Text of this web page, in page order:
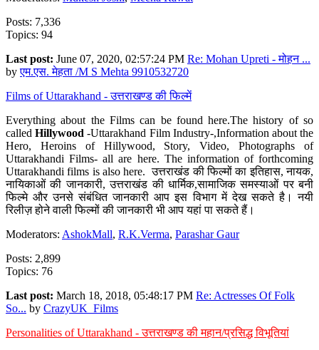
Posts: 7,336
Topics: 94
Last post: June 07, 2020, 02:57:24 PM Re: Mohan Upreti - मोहन ...
byएम.एस. मेहता /M S Mehta 9910532720
Films of Uttarakhand - उत्तराखण्ड की फिल्में
Everything about the Films can be found here.The history of so
calledHillywood-Uttarakhand Film Industry-,Information about the
Hero, Heroins of Hillywood, Story, Video, Photographs of
Uttarakhandi Films- all are here. The information of forthcoming
Uttarakhandi films is also here. उत्तराखंड की फिल्मों का इतिहास, नायक,
नायिकाओं की जानकारी, उत्तराखंड की धार्मिक,सामाजिक समस्याओं पर बनी
फिल्मे और उनसे संबंधित जानकारी आप इस विभाग में देख सकते है। नयी
रिलीज़ होने वाली फिल्मों की जानकारी भी आप यहां पा सकते हैं।
Moderators: AshokMall, R.K.Verma, Parashar Gaur
Posts: 2,899
Topics: 76
Last post: March 18, 2018, 05:48:17 PM Re: Actresses Of Folk
So... by CrazyUK_Films
Personalities of Uttarakhand - उत्तराखण्ड की महान/प्रसिद्ध विभूतियां